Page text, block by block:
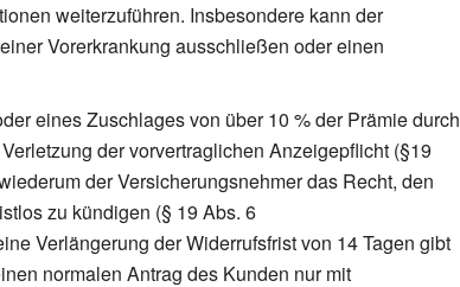
weiterzuführen. Insbesondere kann der
Vorerkrankung ausschließen oder einen
eines Zuschlages von über 10 % der Prämie durch
der vorvertraglichen Anzeigepflicht (§19
der Versicherungsnehmer das Recht, den
zu kündigen (§ 19 Abs. 6
Verlängerung der Widerrufsfrist von 14 Tagen gibt
normalen Antrag des Kunden nur mit